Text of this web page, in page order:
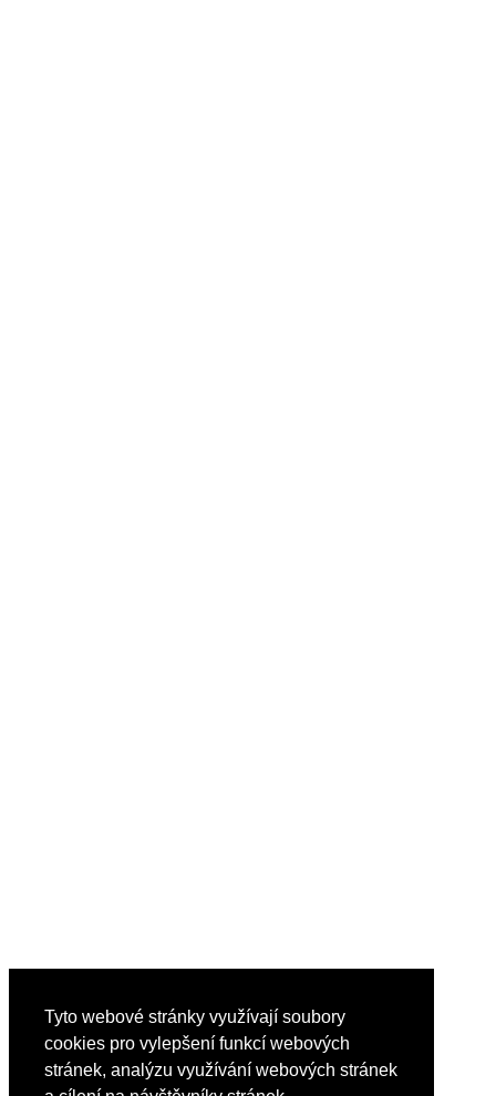
Tyto webové stránky využívají soubory
cookies pro vylepšení funkcí webových
stránek, analýzu využívání webových stránek